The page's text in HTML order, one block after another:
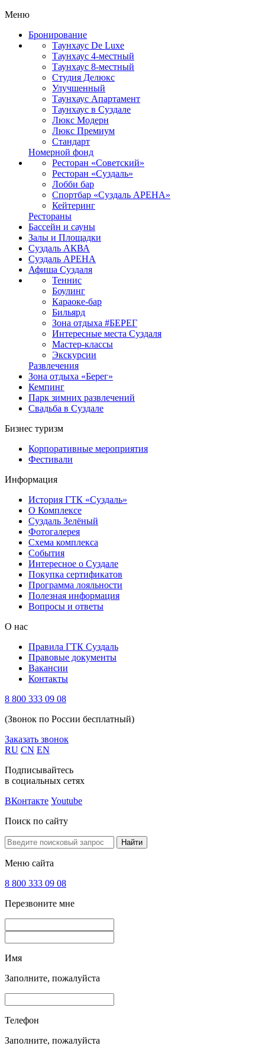
Меню
Бронирование
Таунхаус De Luxe
Таунхаус 4-местный
Таунхаус 8-местный
Студия Делюкс
Улучшенный
Таунхаус Апартамент
Таунхаус в Суздале
Люкс Модерн
Люкс Премиум
Стандарт
Номерной фонд
Ресторан «Советский»
Ресторан «Суздаль»
Лобби бар
Спортбар «Суздаль АРЕНА»
Кейтеринг
Рестораны
Бассейн и сауны
Залы и Площадки
Суздаль АКВА
Суздаль АРЕНА
Афиша Суздаля
Теннис
Боулинг
Караоке-бар
Бильярд
Зона отдыха #БЕРЕГ
Интересные места Суздаля
Мастер-классы
Экскурсии
Развлечения
Зона отдыха «Берег»
Кемпинг
Парк зимних развлечений
Свадьба в Суздале
Бизнес туризм
Корпоративные мероприятия
Фестивали
Информация
История ГТК «Суздаль»
О Комплексе
Суздаль Зелёный
Фотогалерея
Схема комплекса
Cобытия
Интересное о Суздале
Покупка сертификатов
Программа лояльности
Полезная информация
Вопросы и ответы
О нас
Правила ГТК Суздаль
Правовые документы
Вакансии
Контакты
8 800 333 09 08
(Звонок по России бесплатный)
Заказать звонок
RU CN EN
Подписывайтесь
в социальных сетях
ВКонтакте Youtube
Поиск по сайту
Найти
Меню сайта
8 800 333 09 08
Перезвоните мне
Имя
Заполните, пожалуйста
Телефон
Заполните, пожалуйста